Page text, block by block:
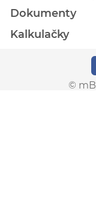
Dokumenty
Kalkulačky
©